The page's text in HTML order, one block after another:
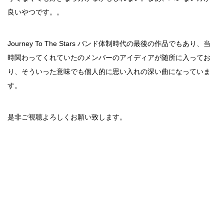
良いやつです。。
Journey To The Stars バンド体制時代の最後の作品でもあり、当
時関わってくれていたのメンバーのアイディアが随所に入ってお
り、そういった意味でも個人的に思い入れの深い曲になっていま
す。
是非ご視聴よろしくお願い致します。